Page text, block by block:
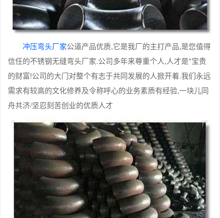
冲压弯头厂家公道产品优质,它是我厂的主打产品,是您值得
信任的不锈钢无缝弯头厂家.公司多年来尊重个人,人才是*宝贵
的财富!公司的大门对整个有志于共同发展的人掀开着.我们永远
需求有较高的文化修养及令称呼心的业务素质有经验,一块儿同
舟共济/坚忍刻苦创业的优质人才